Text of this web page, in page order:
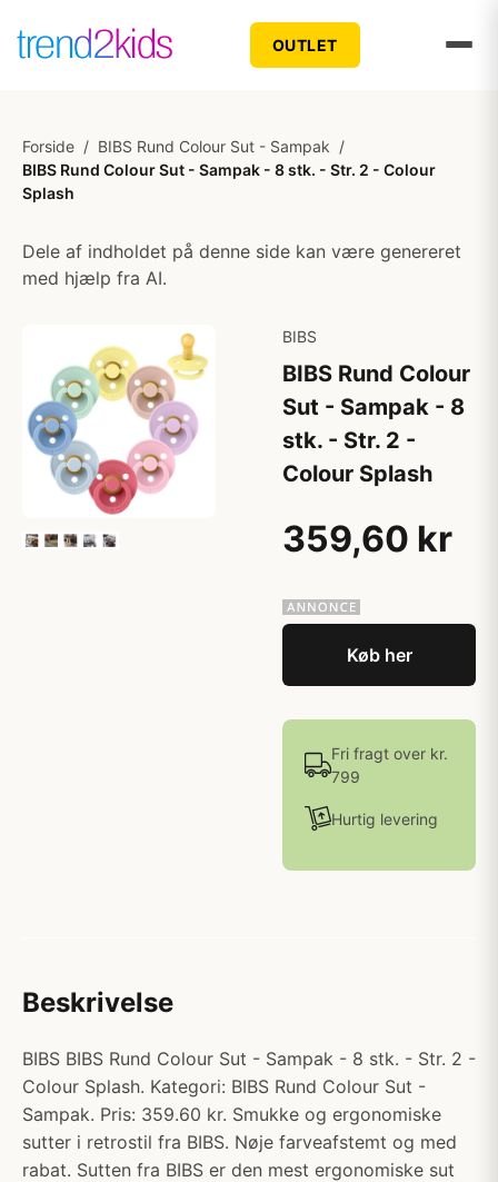
OUTLET
Forside / BIBS Rund Colour Sut - Sampak /
BIBS Rund Colour Sut - Sampak - 8 stk. - Str. 2 - Colour
Splash
Dele af indholdet på denne side kan være genereret
med hjælp fra AI.
BIBS
BIBS Rund Colour
Sut - Sampak - 8
stk. - Str. 2 -
Colour Splash
359,60 kr
Køb her
Fri fragt over kr.
799
Hurtig levering
Beskrivelse
BIBS BIBS Rund Colour Sut - Sampak - 8 stk. - Str. 2 -
Colour Splash. Kategori: BIBS Rund Colour Sut -
Sampak. Pris: 359.60 kr. Smukke og ergonomiske
sutter i retrostil fra BIBS. Nøje farveafstemt og med
rabat. Sutten fra BIBS er den mest ergonomiske sut